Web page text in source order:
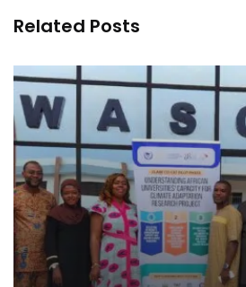
Related Posts